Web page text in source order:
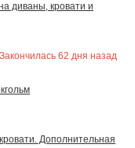
диваны, кровати и
Закончилась 62 дня назад
Дополнительная